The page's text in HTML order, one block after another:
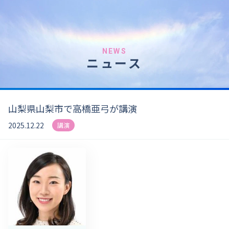
NEWS
ニュース
山梨県山梨市で高橋亜弓が講演
2025.12.22 講演